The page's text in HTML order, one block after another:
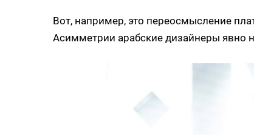
Вот, например, это переосмысление
Асимметрии арабские дизайнеры явно